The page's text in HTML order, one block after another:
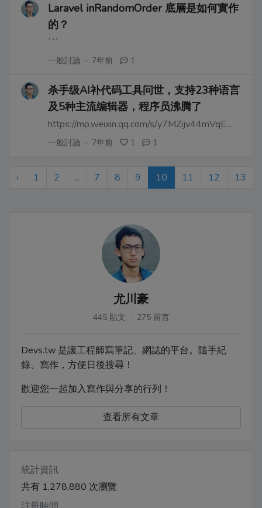
Laravel inRandomOrder 底層是如何實作
的？
```
一般討論 · 7年前 1
杀手级AI补代码工具问世，支持23种语言
及5种主流编辑器，程序员沸腾了
https://mp.weixin.qq.com/s/y7MZijv44mVqEWtTzHg4nw
一般討論 · 7年前 1 1
‹ 1 2 ... 7 8 9 10 11 12 13
尤川豪
445 貼文 · 275 留言
Devs.tw 是讓工程師寫筆記、網誌的平台。隨手紀
錄、寫作，方便日後搜尋！
歡迎您一起加入寫作與分享的行列！
查看所有文章
統計資訊
共有 1,278,880 次瀏覽